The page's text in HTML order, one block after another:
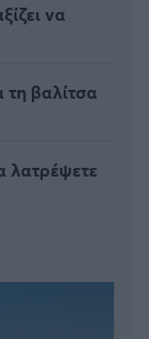
να
τη βαλίτσα
λατρέψετε